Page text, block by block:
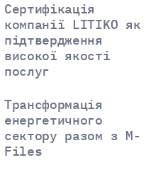
Сертифікація
компанії LITIKO як
підтвердження
високої якості
послуг
Трансформація
енергетичного
сектору разом з M-
Files